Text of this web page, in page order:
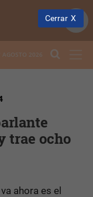
AGOSTO 2026
trae ocho
ahora es el
Cerrar